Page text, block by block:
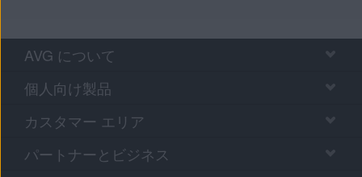
AVG について
個人向け製品
カスタマー エリア
パートナーとビジネス